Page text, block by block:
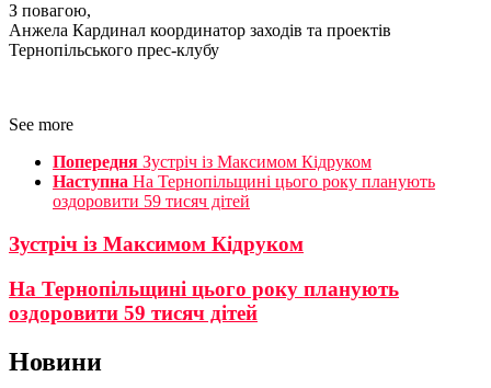
З повагою,
Анжела Кардинал координатор заходів та проектів
Тернопільського прес-клубу
See more
Попередня Зустріч із Максимом Кідруком
Наступна На Тернопільщині цього року планують
оздоровити 59 тисяч дітей
Зустріч із Максимом Кідруком
На Тернопільщині цього року планують
оздоровити 59 тисяч дітей
Новини